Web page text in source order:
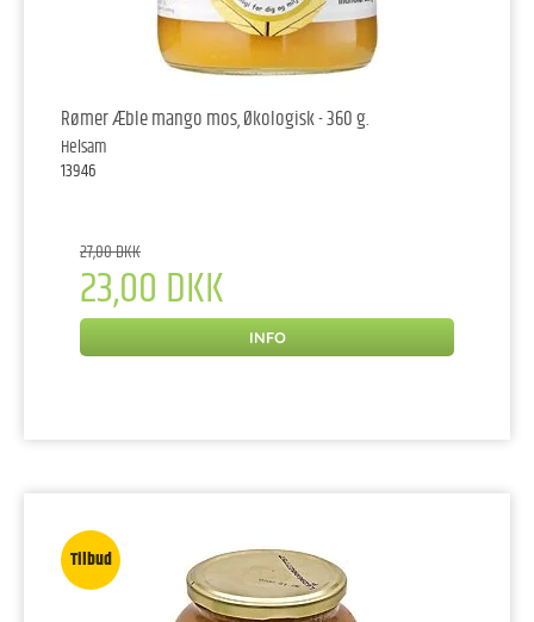
Rømer Æble mango mos, Økologisk - 360 g.
Helsam
13946
27,00 DKK
23,00 DKK
INFO
Tilbud